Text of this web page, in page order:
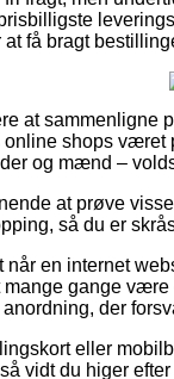
få bragt
at
shops
og mænd –
at prøve
så du er
en internet
gange
der
eller
vidt du higer